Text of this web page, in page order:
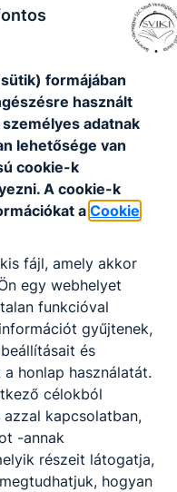
formájában
használt
adatnak
lehetősége van
cookie-k
A cookie-k
aCookie
fájl, amely akkor
egy webhelyet
funkcióval
gyűjtenek,
és
honlap használatát.
célokból
kapcsolatban,
-annak
részeit látogatja,
hogyan